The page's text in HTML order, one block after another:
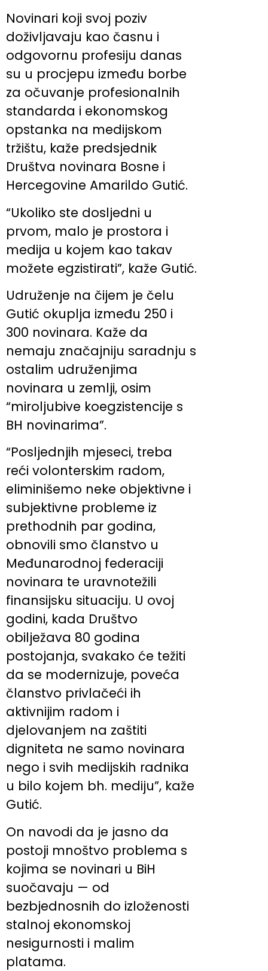
Novinari koji svoj poziv
doživljavaju kao časnu i
odgovornu profesiju danas
su u procjepu između borbe
za očuvanje profesionalnih
standarda i ekonomskog
opstanka na medijskom
tržištu, kaže predsjednik
Društva novinara Bosne i
Hercegovine Amarildo Gutić.
“Ukoliko ste dosljedni u
prvom, malo je prostora i
medija u kojem kao takav
možete egzistirati”, kaže Gutić.
Udruženje na čijem je čelu
Gutić okuplja između 250 i
300 novinara. Kaže da
nemaju značajniju saradnju s
ostalim udruženjima
novinara u zemlji, osim
“miroljubive koegzistencije s
BH novinarima”.
“Posljednjih mjeseci, treba
reći volonterskim radom,
eliminišemo neke objektivne i
subjektivne probleme iz
prethodnih par godina,
obnovili smo članstvo u
Međunarodnoj federaciji
novinara te uravnotežili
finansijsku situaciju. U ovoj
godini, kada Društvo
obilježava 80 godina
postojanja, svakako će težiti
da se modernizuje, poveća
članstvo privlačeći ih
aktivnijim radom i
djelovanjem na zaštiti
digniteta ne samo novinara
nego i svih medijskih radnika
u bilo kojem bh. mediju”, kaže
Gutić.
On navodi da je jasno da
postoji mnoštvo problema s
kojima se novinari u BiH
suočavaju — od
bezbjednosnih do izloženosti
stalnoj ekonomskoj
nesigurnosti i malim
platama.